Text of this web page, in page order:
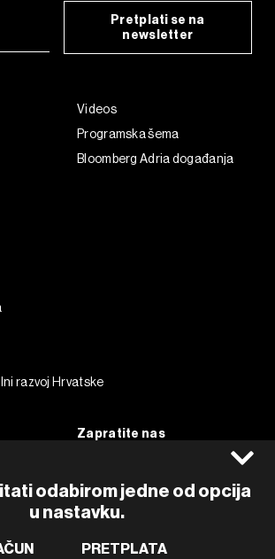
odabirom jedne od opcija
u nastavku.
PRETPLATA
Pretplati se na
newsletter
razvoj Hrvatske
Videos
Programska šema
Bloomberg Adria događanja
Zapratite nas
Instagram
Twitter